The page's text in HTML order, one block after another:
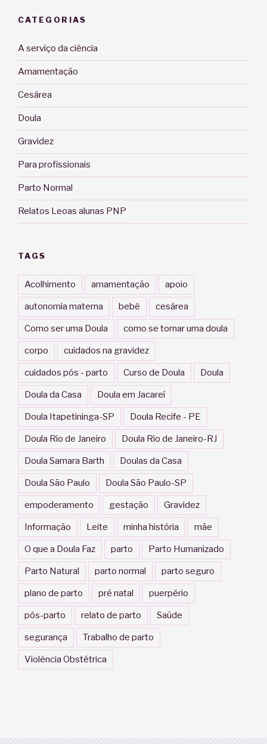
CATEGORIAS
A serviço da ciência
Amamentação
Cesárea
Doula
Gravidez
Para profissionais
Parto Normal
Relatos Leoas alunas PNP
TAGS
Acolhimento amamentação apoio
autonomia materna bebê cesárea
Como ser uma Doula como se tornar uma doula
corpo cuidados na gravidez
cuidados pós - parto Curso de Doula Doula
Doula da Casa Doula em Jacareí
Doula Itapetininga-SP Doula Recife - PE
Doula Rio de Janeiro Doula Rio de Janeiro-RJ
Doula Samara Barth Doulas da Casa
Doula São Paulo Doula São Paulo-SP
empoderamento gestação Gravidez
Informação Leite minha história mãe
O que a Doula Faz parto Parto Humanizado
Parto Natural parto normal parto seguro
plano de parto pré natal puerpério
pós-parto relato de parto Saúde
segurança Trabalho de parto
Violência Obstétrica